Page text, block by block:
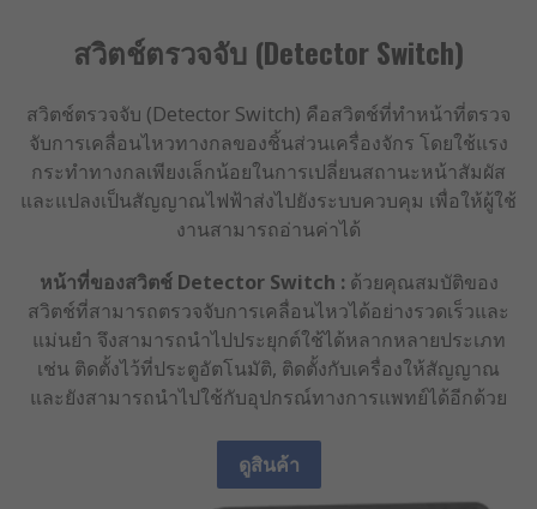
สวิตช์ตรวจจับ (Detector Switch)
สวิตช์ตรวจจับ (Detector Switch) คือสวิตช์ที่ทำหน้าที่ตรวจ
จับการเคลื่อนไหวทางกลของชิ้นส่วนเครื่องจักร โดยใช้แรง
กระทำทางกลเพียงเล็กน้อยในการเปลี่ยนสถานะหน้าสัมผัส
และแปลงเป็นสัญญาณไฟฟ้าส่งไปยังระบบควบคุม เพื่อให้ผู้ใช้
งานสามารถอ่านค่าได้
หน้าที่ของสวิตช์ Detector Switch : ด้วยคุณสมบัติของ
สวิตช์ที่สามารถตรวจจับการเคลื่อนไหวได้อย่างรวดเร็วและ
แม่นยำ จึงสามารถนำไปประยุกต์ใช้ได้หลากหลายประเภท
เช่น ติดตั้งไว้ที่ประตูอัตโนมัติ, ติดตั้งกับเครื่องให้สัญญาณ
และยังสามารถนำไปใช้กับอุปกรณ์ทางการแพทย์ได้อีกด้วย
ดูสินค้า